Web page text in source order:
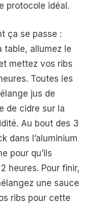
protocole idéal.
ça se passe :
table, allumez le
mettez vos ribs
Toutes les
jus de
de cidre sur la
Au bout des 3
dans l’aluminium
pour qu’ils
heures. Pour finir,
une sauce
ribs pour cette